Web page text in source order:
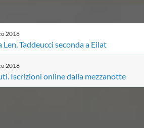
2018
Len. Taddeucci seconda a Eilat
2018
Iscrizioni online dalla mezzanotte